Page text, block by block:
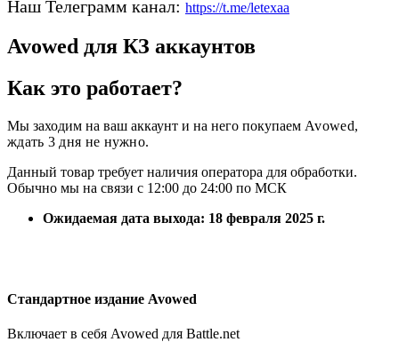
Наш Телеграмм канал: https://t.me/letexaa
Avowed для КЗ аккаунтов
Как это работает?
Мы заходим на ваш аккаунт и на него покупаем Avowed,
ждать 3 дня не нужно.
Данный товар требует наличия оператора для обработки.
Обычно мы на связи с 12:00 до 24:00 по МСК
Ожидаемая дата выхода: 18 февраля 2025 г.
Стандартное издание Avowed
Включает в себя Avowed для Battle.net